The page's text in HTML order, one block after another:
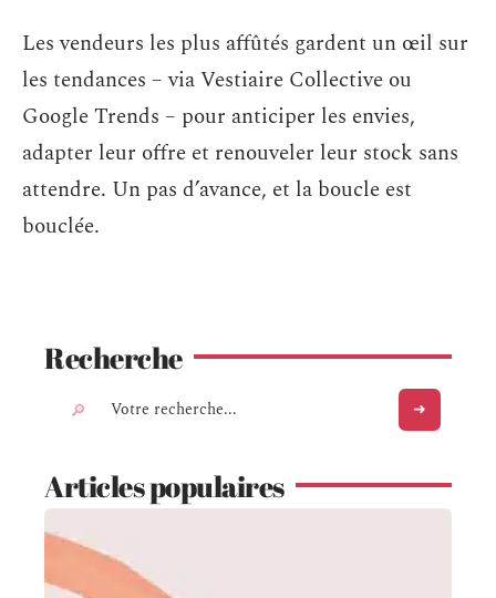
Les vendeurs les plus affûtés gardent un œil sur
les tendances – via Vestiaire Collective ou
Google Trends – pour anticiper les envies,
adapter leur offre et renouveler leur stock sans
attendre. Un pas d’avance, et la boucle est
bouclée.
Recherche
Articles populaires